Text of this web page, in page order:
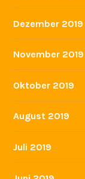
Dezember 2019
November 2019
Oktober 2019
August 2019
Juli 2019